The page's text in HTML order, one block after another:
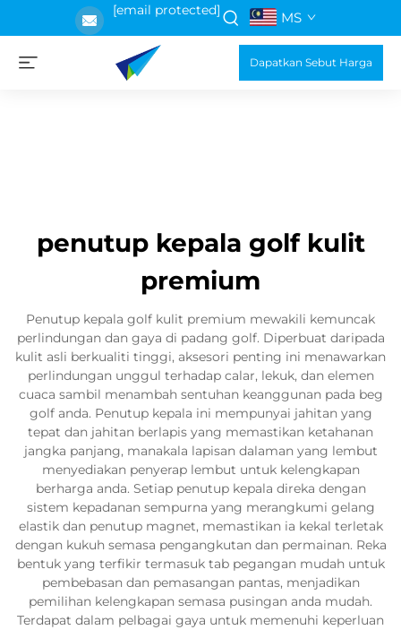
[email protected] MS
Dapatkan Sebut Harga
penutup kepala golf kulit
premium
Penutup kepala golf kulit premium mewakili kemuncak
perlindungan dan gaya di padang golf. Diperbuat daripada
kulit asli berkualiti tinggi, aksesori penting ini menawarkan
perlindungan unggul terhadap calar, lekuk, dan elemen
cuaca sambil menambah sentuhan keanggunan pada beg
golf anda. Penutup kepala ini mempunyai jahitan yang
tepat dan jahitan berlapis yang memastikan ketahanan
jangka panjang, manakala lapisan dalaman yang lembut
menyediakan penyerap lembut untuk kelengkapan
berharga anda. Setiap penutup kepala direka dengan
sistem kepadanan sempurna yang merangkumi gelang
elastik dan penutup magnet, memastikan ia kekal terletak
dengan kukuh semasa pengangkutan dan permainan. Reka
bentuk yang terfikir termasuk tab pegangan mudah untuk
pembebasan dan pemasangan pantas, menjadikan
pemilihan kelengkapan semasa pusingan anda mudah.
Terdapat dalam pelbagai gaya untuk memenuhi keperluan